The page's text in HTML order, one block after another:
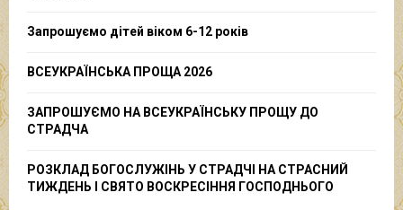
Запрошуємо дітей віком 6-12 років
ВСЕУКРАЇНСЬКА ПРОЩА 2026
ЗАПРОШУЄМО НА ВСЕУКРАЇНСЬКУ ПРОЩУ ДО
СТРАДЧА
РОЗКЛАД БОГОСЛУЖІНЬ У СТРАДЧІ НА СТРАСНИЙ
ТИЖДЕНЬ І СВЯТО ВОСКРЕСІННЯ ГОСПОДНЬОГО